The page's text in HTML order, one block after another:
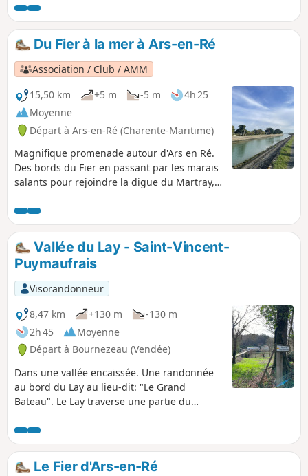
migrateurs) puis, continue dans "le petit
bois de trousse chemise" chère à Aznavour.
Le retour par la plage jusqu'au phare des
baleines permet un dépaysement total.
Panorama somptueux du haut du phare.
Du Fier à la mer à Ars-en-Ré
Association / Club / AMM
15,50 km
+5 m -5 m
4h 25
Moyenne
Départ à Ars-en-Ré (Charente-Maritime)
Magnifique promenade autour d'Ars en Ré.
Des bords du Fier en passant par les marais
salants pour rejoindre la digue du Martray,
Fier et le port d'Ars. Avec toujours en point
de mire le clocher noir et blanc qui sert
d'amer aux marins du coin.
Vallée du Lay - Saint-Vincent-
Puymaufrais
Visorandonneur
8,47 km
+130 m
-130 m
2h 45
Moyenne
Départ à Bournezeau (Vendée)
Dans une vallée encaissée. Une randonnée
au bord du Lay au lieu-dit: "Le Grand
Bateau". Le Lay traverse une partie du
Atlantique entre la Faute sur Mer et
l'Aiguillon sur Mer.
Le Fier d'Ars-en-Ré